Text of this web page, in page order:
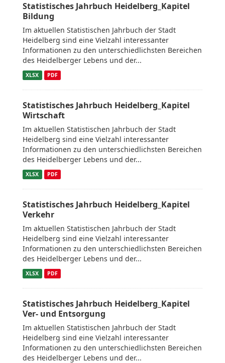
Statistisches Jahrbuch Heidelberg_Kapitel
Bildung
Im aktuellen Statistischen Jahrbuch der Stadt
Heidelberg sind eine Vielzahl interessanter
Informationen zu den unterschiedlichsten Bereichen
des Heidelberger Lebens und der...
XLSX PDF
Statistisches Jahrbuch Heidelberg_Kapitel
Wirtschaft
Im aktuellen Statistischen Jahrbuch der Stadt
Heidelberg sind eine Vielzahl interessanter
Informationen zu den unterschiedlichsten Bereichen
des Heidelberger Lebens und der...
XLSX PDF
Statistisches Jahrbuch Heidelberg_Kapitel
Verkehr
Im aktuellen Statistischen Jahrbuch der Stadt
Heidelberg sind eine Vielzahl interessanter
Informationen zu den unterschiedlichsten Bereichen
des Heidelberger Lebens und der...
XLSX PDF
Statistisches Jahrbuch Heidelberg_Kapitel
Ver- und Entsorgung
Im aktuellen Statistischen Jahrbuch der Stadt
Heidelberg sind eine Vielzahl interessanter
Informationen zu den unterschiedlichsten Bereichen
des Heidelberger Lebens und der...